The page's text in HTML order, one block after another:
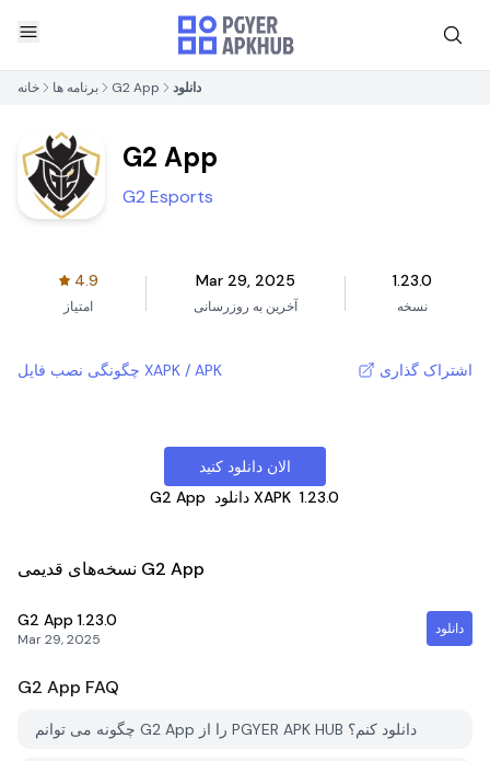
خانه برنامه ها G2 App دانلود
G2 App
G2 Esports
4.9
امتیاز
Mar 29, 2025
آخرین به روزرسانی
1.23.0
نسخه
چگونگی نصب فایل XAPK / APK اشتراک گذاری
الان دانلود کنید
G2 App
دانلود XAPK 1.23.0
نسخه‌های قدیمی G2 App
G2 App 1.23.0
Mar 29, 2025
دانلود
G2 App FAQ
چگونه می توانم G2 App را از PGYER APK HUB دانلود کنم؟